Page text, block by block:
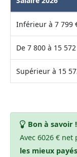
Inférieur à 7 799
De 7 800 à 15
Supérieur à 15
Bon à savoir !
Avec 6026 € net
les mieux